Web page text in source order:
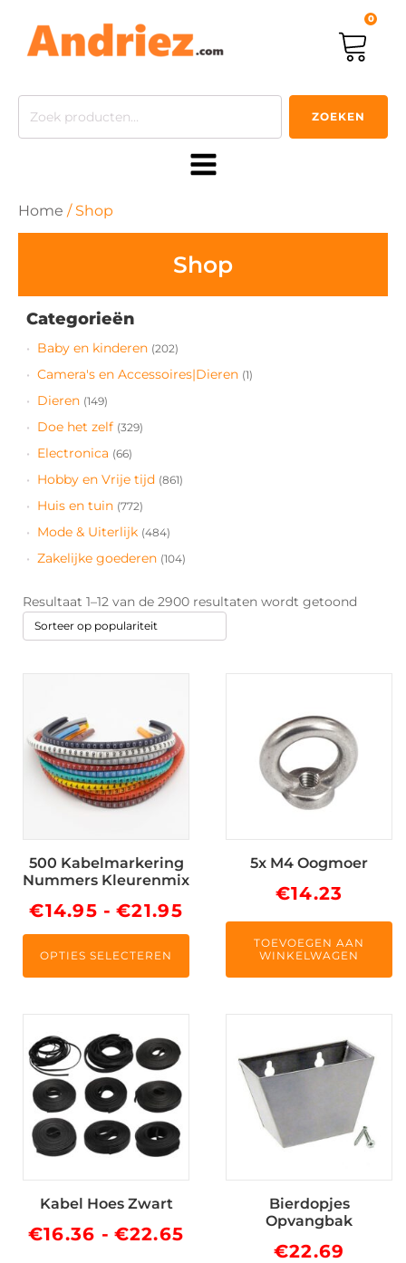
0
Zoeken
ZOEKEN
Home / Shop
Shop
Categorieën
Baby en kinderen (202)
Camera's en Accessoires|Dieren (1)
Dieren (149)
Doe het zelf (329)
Electronica (66)
Hobby en Vrije tijd (861)
Huis en tuin (772)
Mode & Uiterlijk (484)
Zakelijke goederen (104)
Resultaat 1–12 van de 2900 resultaten wordt getoond
500 Kabelmarkering
Nummers Kleurenmix
€14.95 - €21.95Prijsklasse:
€14.95
OPTIES SELECTEREN
heeft
meerdere
variaties.
Deze
gekozen
worden
op
de
productpagina
5x M4 Oogmoer
€14.23
TOEVOEGEN AAN
WINKELWAGEN
Kabel Hoes Zwart
€16.36 - €22.65 Prijsklasse:
product
heeft
meerdere
variaties.
Deze
optie
gekozen
worden
Bierdopjes
Opvangbak
€22.69